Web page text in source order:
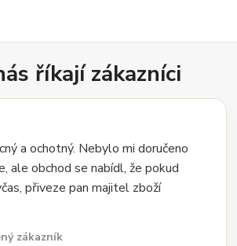
říkají zákazníci
a ochotný. Nebylo mi doručeno
ale obchod se nabídl, že pokud
přiveze pan majitel zboží
zákazník